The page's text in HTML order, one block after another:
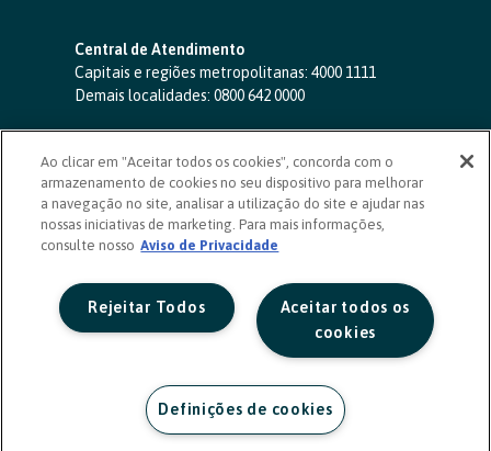
Central de Atendimento
Capitais e regiões metropolitanas: 4000 1111
Demais localidades: 0800 642 0000
SAC 24 horas-0800 724 4420
Ouvidoria
0800 725 0996
(de segunda a sexta, das 8h às 20h)
ouvidoriasicoob.com.br
Deficientes auditivos ou de fala
Ao clicar em "Aceitar todos os cookies", concorda com o
armazenamento de cookies no seu dispositivo para melhorar
a navegação no site, analisar a utilização do site e ajudar nas
nossas iniciativas de marketing. Para mais informações,
consulte nosso Aviso de Privacidade
Aceitar todos os
cookies
Rejeitar Todos
Definições de cookies